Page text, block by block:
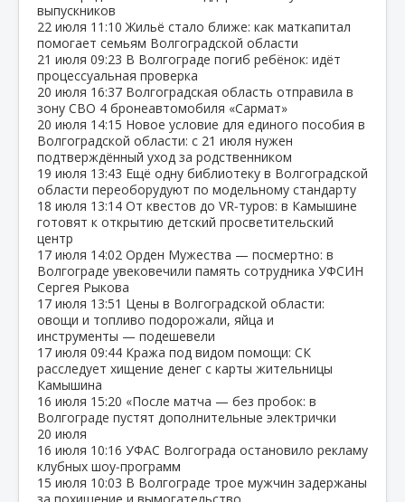
выпускников
22 июля 11:10 Жильё стало ближе: как маткапитал
помогает семьям Волгоградской области
21 июля 09:23 В Волгограде погиб ребёнок: идёт
процессуальная проверка
20 июля 16:37 Волгоградская область отправила в
зону СВО 4 бронеавтомобиля «Сармат»
20 июля 14:15 Новое условие для единого пособия в
Волгоградской области: с 21 июля нужен
подтверждённый уход за родственником
19 июля 13:43 Ещё одну библиотеку в Волгоградской
области переоборудуют по модельному стандарту
18 июля 13:14 От квестов до VR‑туров: в Камышине
готовят к открытию детский просветительский
центр
17 июля 14:02 Орден Мужества — посмертно: в
Волгограде увековечили память сотрудника УФСИН
Сергея Рыкова
17 июля 13:51 Цены в Волгоградской области:
овощи и топливо подорожали, яйца и
инструменты — подешевели
17 июля 09:44 Кража под видом помощи: СК
расследует хищение денег с карты жительницы
Камышина
16 июля 15:20 «После матча — без пробок: в
Волгограде пустят дополнительные электрички
20 июля
16 июля 10:16 УФАС Волгограда остановило рекламу
клубных шоу‑программ
15 июля 10:03 В Волгограде трое мужчин задержаны